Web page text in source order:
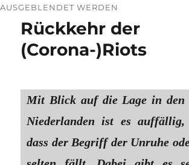
AUSGEBLENDET WERDEN
Rückkehr der
(Corona-)Riots
Mit Blick auf die Lage in den
Niederlanden ist es auffällig,
dass der Begriff der Unruhe